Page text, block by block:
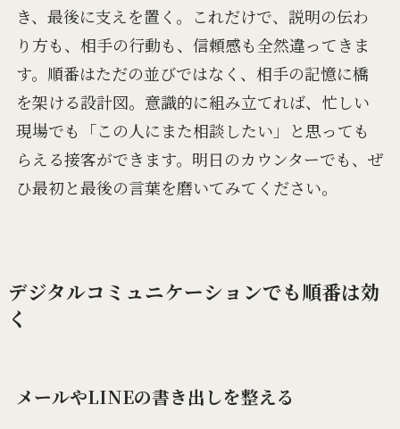
き、最後に支えを置く。これだけで、説明の伝わ
り方も、相手の行動も、信頼感も全然違ってきま
す。順番はただの並びではなく、相手の記憶に橋
を架ける設計図。意識的に組み立てれば、忙しい
現場でも「この人にまた相談したい」と思っても
らえる接客ができます。明日のカウンターでも、ぜ
ひ最初と最後の言葉を磨いてみてください。
デジタルコミュニケーションでも順番は効
く
メールやLINEの書き出しを整える